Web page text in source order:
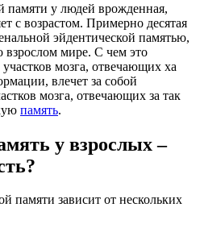
памяти у людей врожденная,
с возрастом. Примерно десятая
эйдентической памятью,
мире. С чем это
мозга, отвечающих ха
влечет за собой
мозга, отвечающих за так
память.
у взрослых –
памяти зависит от нескольких